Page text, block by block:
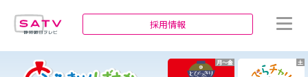
採用情報
月～金 土